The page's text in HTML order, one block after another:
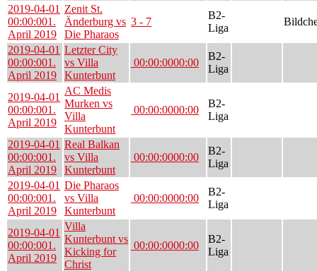
2019-04-01
00:00:001.
April 2019
Zenit St.
Änderburg vs
Die Pharaos
3 - 7
B2-
Liga
2019-04-01
00:00:001.
April 2019
Letzter City
vs Villa
Kunterbunt
00:00:0000:00
B2-
Liga
2019-04-01
00:00:001.
April 2019
AC Medis
Murken vs
Villa
Kunterbunt
00:00:0000:00
B2-
Liga
2019-04-01
00:00:001.
April 2019
Real Balkan
vs Villa
Kunterbunt
00:00:0000:00
B2-
Liga
2019-04-01
00:00:001.
April 2019
Die Pharaos
vs Villa
Kunterbunt
00:00:0000:00
B2-
Liga
2019-04-01
00:00:001.
April 2019
Villa
Kunterbunt vs
Kicking for
Christ
00:00:0000:00
B2-
Liga